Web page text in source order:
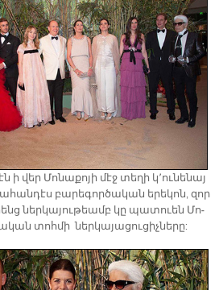
ի վեր Մո­նա­քո­յի մէջ տե­ղի կ՚ու­նե­նայ
բա­րե­գոր­ծա­կան ե­րե­կոն, զոր
ներ­կա­յու­թեամբ կը պա­տուեն Մո­
տոհ­մի ներ­կա­յա­ցու­ցիչ­նե­րը: